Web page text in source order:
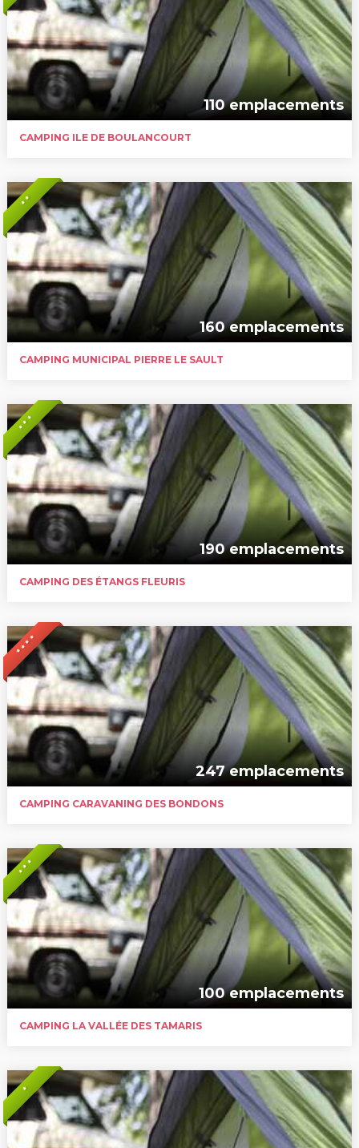
110 emplacements
CAMPING ILE DE BOULANCOURT
* *
160 emplacements
CAMPING MUNICIPAL PIERRE LE SAULT
* * *
190 emplacements
CAMPING DES ÉTANGS FLEURIS
* * * *
247 emplacements
CAMPING CARAVANING DES BONDONS
* * *
100 emplacements
CAMPING LA VALLÉE DES TAMARIS
*